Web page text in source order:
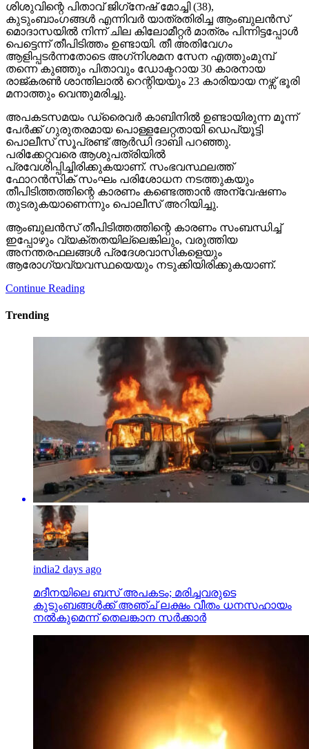
ശിശുവിന്റെ പിതാവ് ജിഗ്‌നേഷ് മോച്ചി (38),
കുടുംബാംഗങ്ങള്‍ എന്നിവര്‍ യാത്രതിരിച്ച ആംബുലന്‍സ്
മൊദാസയില്‍ നിന്ന് ചില കിലോമീറ്റര്‍ മാത്രം പിന്നിട്ടപ്പോള്‍
പെട്ടെന്ന് തീപിടിത്തം ഉണ്ടായി. തീ അതിവേഗം
ആളിപ്പടര്‍ന്നതോടെ അഗ്‌നിശമന സേന എത്തുംമുമ്പ്
തന്നെ കുഞ്ഞും പിതാവും ഡോക്ടറായ 30 കാരനായ
രാജ്കരണ്‍ ശാന്തിലാല്‍ റെന്റിയയും 23 കാരിയായ നഴ്സ് ഭൂരി
മനാത്തും വെന്തുമരിച്ചു.
അപകടസമയം ഡ്രൈവര്‍ കാബിനില്‍ ഉണ്ടായിരുന്ന മൂന്ന്
പേര്‍ക്ക് ഗുരുതരമായ പൊള്ളലേറ്റതായി ഡെപ്യൂട്ടി
പൊലീസ് സൂപ്രണ്ട് ആര്‍ഡി ദാബി പറഞ്ഞു.
പരിക്കേറ്റവരെ ആശുപത്രിയില്‍
പ്രവേശിപ്പിച്ചിരിക്കുകയാണ്. സംഭവസ്ഥലത്ത്
ഫോറന്‍സിക് സംഘം പരിശോധന നടത്തുകയും
തീപിടിത്തത്തിന്റെ കാരണം കണ്ടെത്താന്‍ അന്വേഷണം
തുടരുകയാണെന്നും പൊലീസ് അറിയിച്ചു.
ആംബുലന്‍സ് തീപിടിത്തത്തിന്റെ കാരണം സംബന്ധിച്ച്
ഇപ്പോഴും വ്യക്തതയില്ലെങ്കിലും, വരുത്തിയ
അനന്തരഫലങ്ങള്‍ പ്രദേശവാസികളെയും
ആരോഗ്യവ്യവസ്ഥയെയും നടുക്കിയിരിക്കുകയാണ്.
Continue Reading
Trending
india2 days ago
മദീനയിലെ ബസ് അപകടം; മരിച്ചവരുടെ
കുടുംബങ്ങള്‍ക്ക് അഞ്ച് ലക്ഷം വീതം ധനസഹായം
നല്‍കുമെന്ന് തെലങ്കാന സര്‍ക്കാര്‍